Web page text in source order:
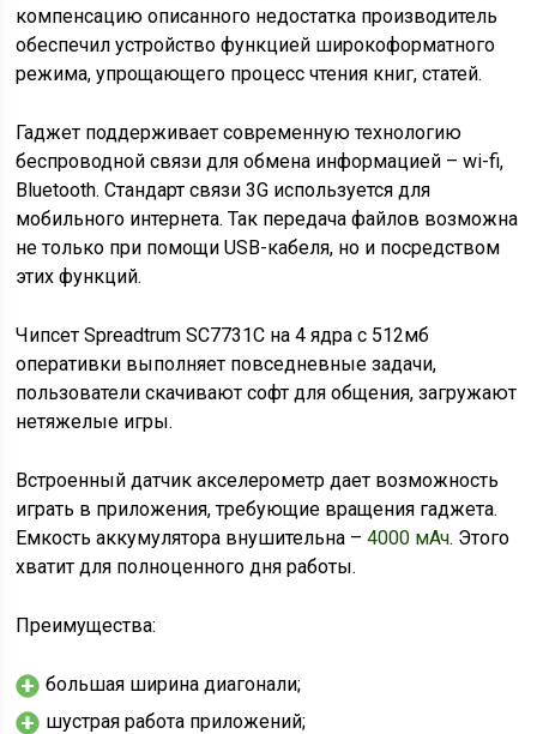
компенсацию описанного недостатка производитель
обеспечил устройство функцией широкоформатного
режима, упрощающего процесс чтения книг, статей.
Гаджет поддерживает современную технологию
беспроводной связи для обмена информацией – wi-fi,
Bluetooth. Стандарт связи 3G используется для
мобильного интернета. Так передача файлов возможна
не только при помощи USB-кабеля, но и посредством
этих функций.
Чипсет Spreadtrum SC7731C на 4 ядра с 512мб
оперативки выполняет повседневные задачи,
пользователи скачивают софт для общения, загружают
нетяжелые игры.
Встроенный датчик акселерометр дает возможность
играть в приложения, требующие вращения гаджета.
Емкость аккумулятора внушительна –4000 мАч. Этого
хватит для полноценного дня работы.
Преимущества:
большая ширина диагонали;
шустрая работа приложений;